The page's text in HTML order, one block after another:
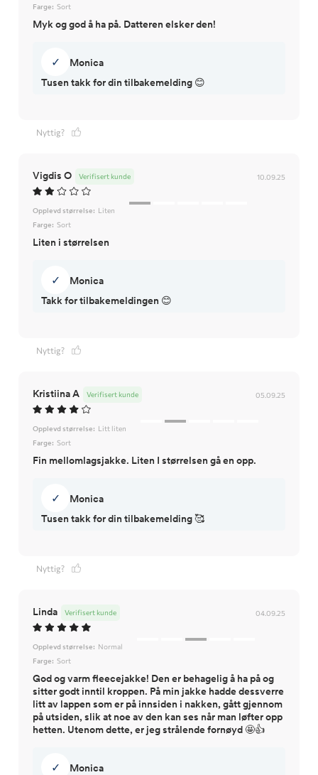
Farge: Sort
Myk og god å ha på. Datteren elsker den!
✓
Monica
Tusen takk for din tilbakemelding 😊
Nyttig?
Vigdis O 10.09.25
Verifisert kunde
Opplevd størrelse: Liten
Farge: Sort
Liten i størrelsen
✓
Monica
Takk for tilbakemeldingen 😊
Nyttig?
Kristiina A 05.09.25
Verifisert kunde
Opplevd størrelse: Litt liten
Farge: Sort
Fin mellomlagsjakke. Liten I størrelsen gå en opp.
✓
Monica
Tusen takk for din tilbakemelding 🥰
Nyttig?
Linda 04.09.25
Verifisert kunde
Opplevd størrelse: Normal
Farge: Sort
God og varm fleecejakke! Den er behagelig å ha på og
sitter godt inntil kroppen. På min jakke hadde dessverre
litt av lappen som er på innsiden i nakken, gått gjennom
på utsiden, slik at noe av den kan ses når man løfter opp
hetten. Utenom dette, er jeg strålende fornøyd 🤩👍
✓
Monica